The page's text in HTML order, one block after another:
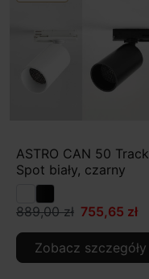
ASTRO CAN 50 Track
Spot biały, czarny
889,00 zł 755,65 zł
Zobacz szczegóły